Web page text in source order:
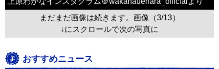
まだまだ画像は続きます。画像（3/13）
↓にスクロールで次の写真に
おすすめニュース